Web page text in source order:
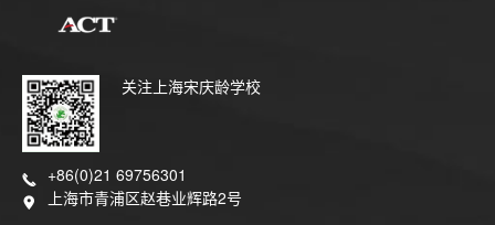
关注上海宋庆龄学校
+86(0)21 69756301
上海市青浦区赵巷业辉路2号